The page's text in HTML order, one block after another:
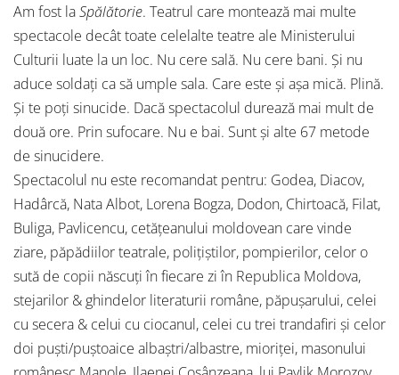
Am fost laSpălătorie. Teatrul care montează mai multe
spectacole decât toate celelalte teatre ale Ministerului
Culturii luate la un loc. Nu cere sală. Nu cere bani. Și nu
aduce soldați ca să umple sala. Care este și așa mică. Plină.
Și te poți sinucide. Dacă spectacolul durează mai mult de
două ore. Prin sufocare. Nu e bai. Sunt și alte 67 metode
de sinucidere.
Spectacolul nu este recomandat pentru: Godea, Diacov,
Hadârcă, Nata Albot, Lorena Bogza, Dodon, Chirtoacă, Filat,
Buliga, Pavlicencu, cetățeanului moldovean care vinde
ziare, păpădiilor teatrale, polițiștilor, pompierilor, celor o
sută de copii născuți în fiecare zi în Republica Moldova,
stejarilor & ghindelor literaturii române, păpușarului, celei
cu secera & celui cu ciocanul, celei cu trei trandafiri și celor
doi puști/puștoaice albaștri/albastre, mioriței, masonului